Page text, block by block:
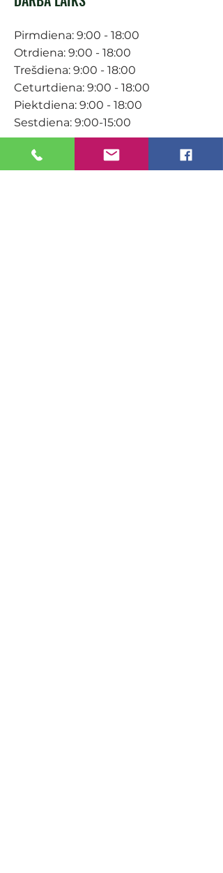
Pirmdiena: 9:00 - 18:00
Otrdiena: 9:00 - 18:00
Trešdiena: 9:00 - 18:00
Ceturtdiena: 9:00 - 18:00
Piektdiena: 9:00 - 18:00
Sestdiena: 9:00-15:00